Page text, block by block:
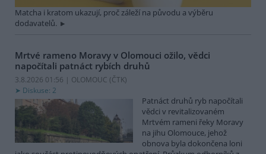
Matcha i kratom ukazují, proč záleží na původu a výběru
dodavatelů.
Mrtvé rameno Moravy v Olomouci ožilo, vědci
napočítali patnáct rybích druhů
3.8.2026 01:56 | OLOMOUC (ČTK)
Diskuse: 2
Patnáct druhů ryb napočítali
vědci v revitalizovaném
Mrtvém rameni řeky Moravy
na jihu Olomouce, jehož
obnova byla dokončena loni